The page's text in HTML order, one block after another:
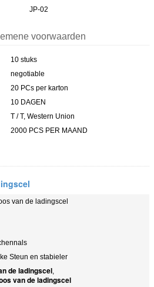
JP-02
voorwaarden
10 stuks
negotiable
20 PCs per karton
10 DAGEN
T / T, Western Union
2000 PCS PER MAAND
van de ladingscel
Steun en stabieler
de ladingscel,
van de ladingscel